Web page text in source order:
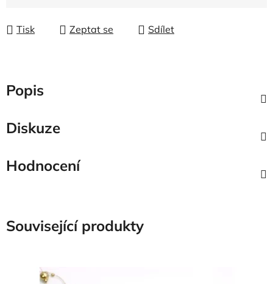
Tisk Zeptat se Sdílet
Popis
Diskuze
Hodnocení
Související produkty